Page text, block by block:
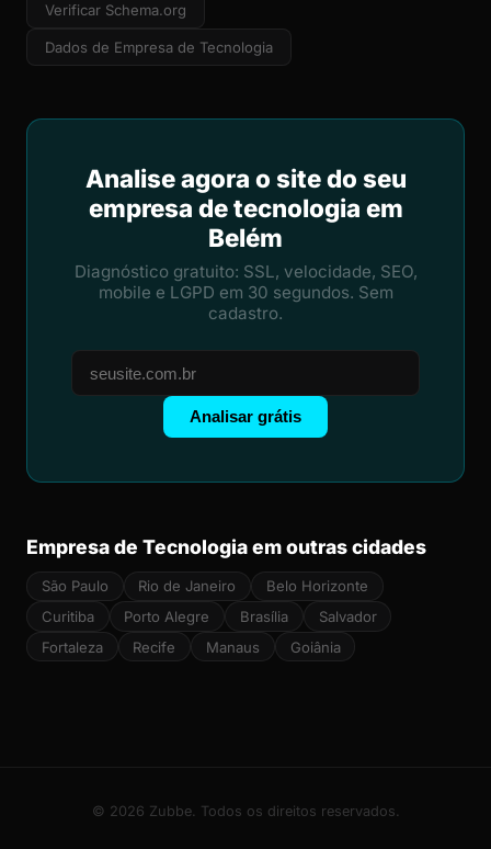
Verificar Schema.org
Dados de Empresa de Tecnologia
Analise agora o site do seu
empresa de tecnologia em
Belém
Diagnóstico gratuito: SSL, velocidade, SEO,
mobile e LGPD em 30 segundos. Sem
cadastro.
Analisar grátis
Empresa de Tecnologia em outras cidades
São Paulo Rio de Janeiro
Belo Horizonte
Curitiba
Porto Alegre Brasília
Salvador
Fortaleza
Recife Manaus Goiânia
© 2026 Zubbe. Todos os direitos reservados.